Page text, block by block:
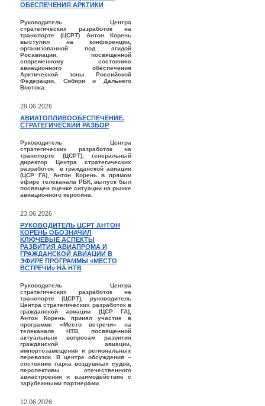
ОБЕСПЕЧЕНИЯ АРКТИКИ
Руководитель Центра
стратегических разработок на
транспорте (ЦСРТ) Антон Корень
выступил на конференции,
организованной под эгидой
Росавиации, посвященной
современному состоянию
авиационного обеспечения
Арктической зоны Российской
Федерации, Сибири и Дальнего
Востока.
29.06.2026
АВИАТОПЛИВООБЕСПЕЧЕНИЕ.
СТРАТЕГИЧЕСКИЙ РАЗБОР
Руководитель Центра
стратегических разработок на
транспорте (ЦСРТ), генеральный
директор Центра стратегических
разработок в гражданской авиации
(ЦСР ГА), Антон Корень в прямом
эфире телеканала РБК, выпуск был
посвящен оценке ситуации на рынке
авиационного керосина.
23.06.2026
РУКОВОДИТЕЛЬ ЦСРТ АНТОН
КОРЕНЬ ОБОЗНАЧИЛ
КЛЮЧЕВЫЕ АСПЕКТЫ
РАЗВИТИЯ АВИАПРОМА И
ГРАЖДАНСКОЙ АВИАЦИИ В
ЭФИРЕ ПРОГРАММЫ «МЕСТО
ВСТРЕЧИ» НА НТВ
Руководитель Центра
стратегических разработок на
транспорте (ЦСРТ), руководитель
Центра стратегических разработок в
гражданской авиации (ЦСР ГА),
Антон Корень принял участие в
программе «Место встречи» на
телеканале НТВ, посвященной
актуальным вопросам развития
гражданской авиации,
импортозамещения и региональных
перевозок. В центре обсуждения –
состояние парка воздушных судов,
перспективы отечественного
авиастроения и взаимодействие с
зарубежными партнерами.
12.06.2026